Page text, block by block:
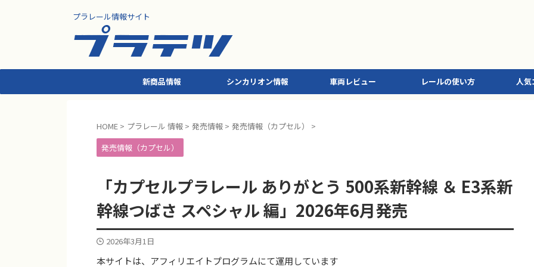
プラレール情報サイト
新商品情報 シンカリオン情報 車両レビュー レールの使い方 人気
HOME > プラレール 情報 > 発売情報 > 発売情報（カプセル）
>
発売情報（カプセル）
「カプセルプラレール ありがとう 500系新幹線 ＆ E3系新
幹線つばさ スペシャル 編」2026年6月発売
2026年3月1日
本サイトは、アフィリエイトプログラムにて運用しています